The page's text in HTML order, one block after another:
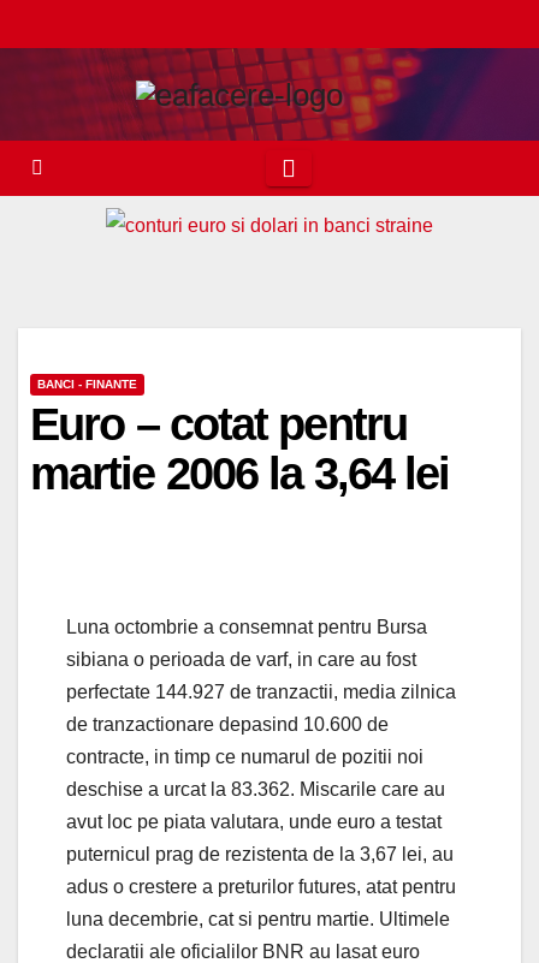
to
BANCI - FINANTE
Euro – cotat pentru
martie 2006 la 3,64 lei
Luna octombrie a consemnat pentru Bursa
sibiana o perioada de varf, in care au fost
perfectate 144.927 de tranzactii, media zilnica
de tranzactionare depasind 10.600 de
contracte, in timp ce numarul de pozitii noi
deschise a urcat la 83.362. Miscarile care au
avut loc pe piata valutara, unde euro a testat
puternicul prag de rezistenta de la 3,67 lei, au
adus o crestere a preturilor futures, atat pentru
luna decembrie, cat si pentru martie. Ultimele
declaratii ale oficialilor BNR au lasat euro